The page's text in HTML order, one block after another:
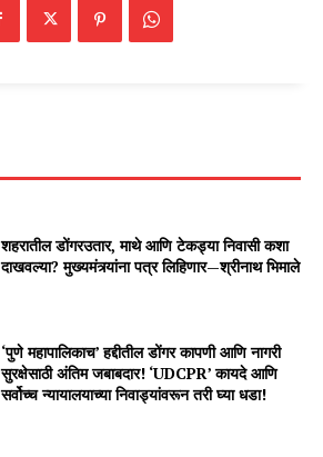
शहरातील डोंगरउतार, माथे आणि टेकड्या निवासी कशा
दाखवल्या? मुख्यमंत्र्यांना पत्र लिहिणार—श्रीनाथ भिमाले
‘पुणे महापालिकाच’ हद्दीतील डोंगर कापणी आणि नागरी
सुरक्षेसाठी अंतिम जबाबदार! ‘UDCPR’ कायदे आणि
सर्वोच्च न्यायालयाच्या निवाड्यांवरून तरी घ्या धडा!